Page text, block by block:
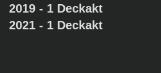
2019 - 1 Deckakt
2021 - 1 Deckakt